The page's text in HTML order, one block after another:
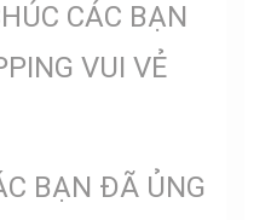
CÁC BẠN
VUI VẺ
BẠN ĐÃ ỦNG